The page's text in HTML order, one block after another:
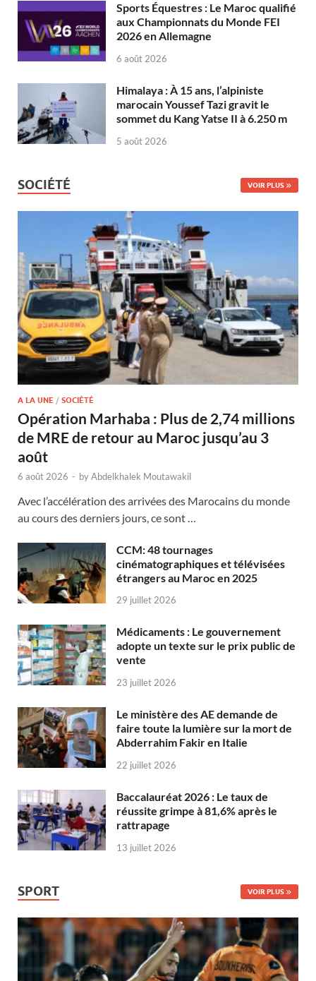
Sports Équestres : Le Maroc qualifié
aux Championnats du Monde FEI
2026 en Allemagne
6 août 2026
Himalaya : À 15 ans, l’alpiniste
marocain Youssef Tazi gravit le
sommet du Kang Yatse II à 6.250 m
5 août 2026
SOCIÉTÉ VOIR PLUS
A LA UNE / SOCIÉTÉ
Opération Marhaba : Plus de 2,74 millions
de MRE de retour au Maroc jusqu’au 3
août
6 août 2026 - byAbdelkhalek Moutawakil
Avec l’accélération des arrivées des Marocains du monde
au cours des derniers jours, ce sont …
CCM: 48 tournages
cinématographiques et télévisées
étrangers au Maroc en 2025
29 juillet 2026
Médicaments : Le gouvernement
adopte un texte sur le prix public de
vente
23 juillet 2026
Le ministère des AE demande de
faire toute la lumière sur la mort de
Abderrahim Fakir en Italie
22 juillet 2026
Baccalauréat 2026 : Le taux de
réussite grimpe à 81,6% après le
rattrapage
13 juillet 2026
SPORT VOIR PLUS